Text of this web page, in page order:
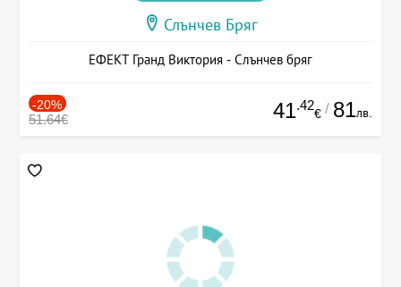
Слънчев Бряг
ЕФЕКТ Гранд Виктория - Слънчев бряг
-20%
51.64€ 41.42
€ / 81лв.